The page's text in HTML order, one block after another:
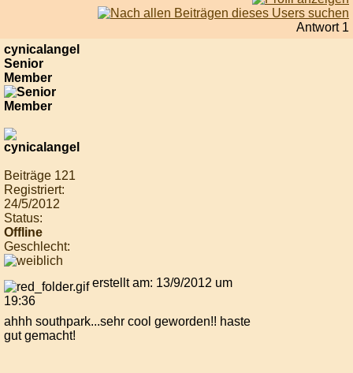
Antwort 1
cynicalangel
Senior
Member
Beiträge 121
Registriert:
24/5/2012
Status:
Offline
Geschlecht:
erstellt am: 13/9/2012 um
19:36
ahhh southpark...sehr cool geworden!! haste
gut gemacht!